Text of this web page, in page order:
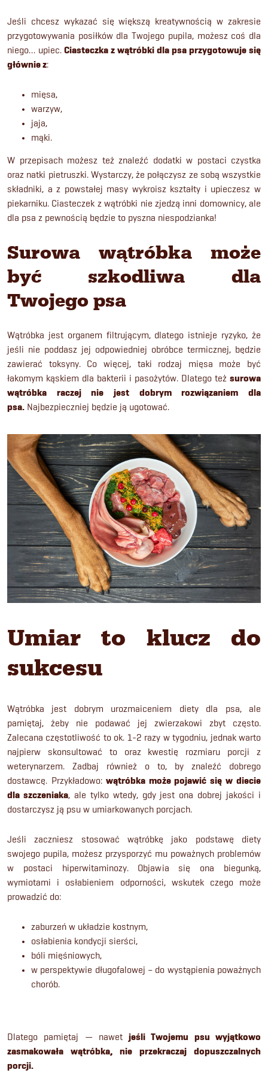
Jeśli chcesz wykazać się większą kreatywnością w zakresie
przygotowywania posiłków dla Twojego pupila, możesz coś dla
niego… upiec. Ciasteczka z wątróbki dla psa przygotowuje się
głównie z:
mięsa,
warzyw,
jaja,
mąki.
W przepisach możesz też znaleźć dodatki w postaci czystka
oraz natki pietruszki. Wystarczy, że połączysz ze sobą wszystkie
składniki, a z powstałej masy wykroisz kształty i upieczesz w
piekarniku. Ciasteczek z wątróbki nie zjedzą inni domownicy, ale
dla psa z pewnością będzie to pyszna niespodzianka!
Surowa wątróbka może
być szkodliwa dla
Twojego psa
Wątróbka jest organem filtrującym, dlatego istnieje ryzyko, że
jeśli nie poddasz jej odpowiedniej obróbce termicznej, będzie
zawierać toksyny. Co więcej, taki rodzaj mięsa może być
łakomym kąskiem dla bakterii i pasożytów. Dlatego też surowa
wątróbka raczej nie jest dobrym rozwiązaniem dla
psa. Najbezpieczniej będzie ją ugotować.
Umiar to klucz do
sukcesu
Wątróbka jest dobrym urozmaiceniem diety dla psa, ale
pamiętaj, żeby nie podawać jej zwierzakowi zbyt często.
Zalecana częstotliwość to ok. 1-2 razy w tygodniu, jednak warto
najpierw skonsultować to oraz kwestię rozmiaru porcji z
weterynarzem. Zadbaj również o to, by znaleźć dobrego
dostawcę. Przykładowo: wątróbka może pojawić się w diecie
dla szczeniaka, ale tylko wtedy, gdy jest ona dobrej jakości i
dostarczysz ją psu w umiarkowanych porcjach.
Jeśli zaczniesz stosować wątróbkę jako podstawę diety
swojego pupila, możesz przysporzyć mu poważnych problemów
w postaci hiperwitaminozy. Objawia się ona biegunką,
wymiotami i osłabieniem odporności, wskutek czego może
prowadzić do:
zaburzeń w układzie kostnym,
osłabienia kondycji sierści,
bóli mięśniowych,
w perspektywie długofalowej – do wystąpienia poważnych
chorób.
Dlatego pamiętaj — nawet jeśli Twojemu psu wyjątkowo
zasmakowała wątróbka, nie przekraczaj dopuszczalnych
porcji.